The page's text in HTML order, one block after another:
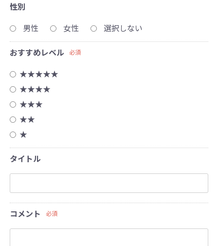
性別
男性
女性 選択しない
おすすめレベル 必須
★★★★★
★★★★
★★★
★★
★
タイトル
コメント 必須